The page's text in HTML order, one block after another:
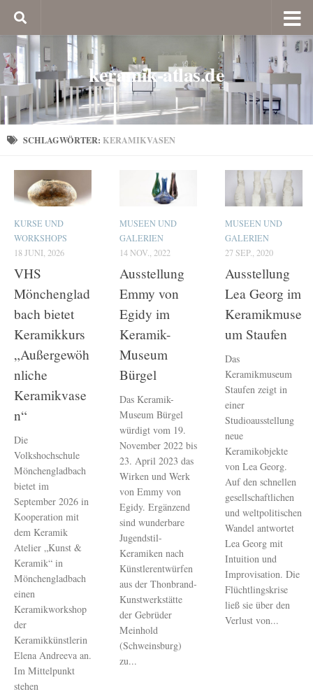
keramik-atlas.de
SCHLAGWÖRTER: KERAMIKVASEN
KURSE UND
WORKSHOPS
18 JUNI, 2026
VHS
Mönchenglad
bach bietet
Keramikkurs
„Außergewöh
nliche
Keramikvase
n“
Die
Volkshochschule
Mönchengladbach
bietet im
September 2026 in
Kooperation mit
dem Keramik
Atelier „Kunst &
Keramik“ in
Mönchengladbach
einen
Keramikworkshop
der
Keramikkünstlerin
Elena Andreeva an.
Im Mittelpunkt
stehen
MUSEEN UND
GALERIEN
14 NOV., 2022
Ausstellung
Emmy von
Egidy im
Keramik-
Museum
Bürgel
Das Keramik-
Museum Bürgel
würdigt vom 19.
November 2022 bis
23. April 2023 das
Wirken und Werk
von Emmy von
Egidy. Ergänzend
sind wunderbare
Jugendstil-
Keramiken nach
Künstlerentwürfen
aus der Thonbrand-
Kunstwerkstätte
der Gebrüder
Meinhold
(Schweinsburg)
zu...
MUSEEN UND
GALERIEN
27 SEP., 2020
Ausstellung
Lea Georg im
Keramikmuse
um Staufen
Das
Keramikmuseum
Staufen zeigt in
einer
Studioausstellung
neue
Keramikobjekte
von Lea Georg.
Auf den schnellen
gesellschaftlichen
und weltpolitischen
Wandel antwortet
Lea Georg mit
Intuition und
Improvisation. Die
Flüchtlingskrise
ließ sie über den
Verlust von...